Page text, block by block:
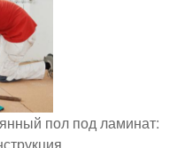
пол под ламинат: